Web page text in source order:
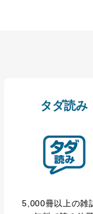
・提供・管理
タダ読み
5,000冊以上の雑